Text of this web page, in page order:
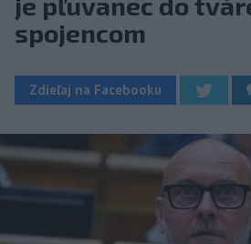
spojencom
Zdieľaj na Facebooku